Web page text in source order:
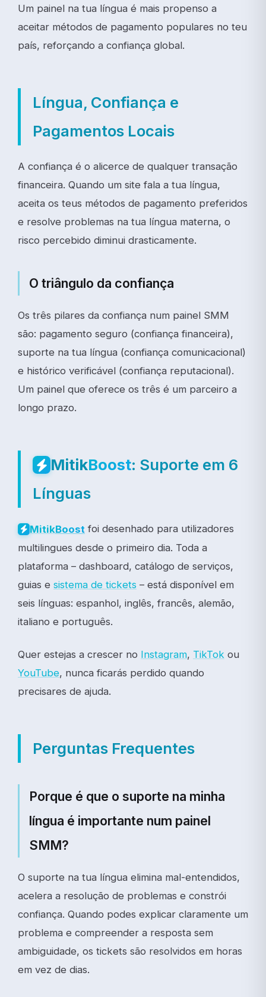
Um painel na tua língua é mais propenso a
aceitar métodos de pagamento populares no teu
país, reforçando a confiança global.
Língua, Confiança e
Pagamentos Locais
A confiança é o alicerce de qualquer transação
financeira. Quando um site fala a tua língua,
aceita os teus métodos de pagamento preferidos
e resolve problemas na tua língua materna, o
risco percebido diminui drasticamente.
O triângulo da confiança
Os três pilares da confiança num painel SMM
são: pagamento seguro (confiança financeira),
suporte na tua língua (confiança comunicacional)
e histórico verificável (confiança reputacional).
Um painel que oferece os três é um parceiro a
longo prazo.
MitikBoost: Suporte em 6
Línguas
MitikBoost foi desenhado para utilizadores
multilingues desde o primeiro dia. Toda a
plataforma – dashboard, catálogo de serviços,
guias e sistema de tickets – está disponível em
seis línguas: espanhol, inglês, francês, alemão,
italiano e português.
Quer estejas a crescer no Instagram, TikTok ou
YouTube, nunca ficarás perdido quando
precisares de ajuda.
Perguntas Frequentes
Porque é que o suporte na minha
língua é importante num painel
SMM?
O suporte na tua língua elimina mal-entendidos,
acelera a resolução de problemas e constrói
confiança. Quando podes explicar claramente um
problema e compreender a resposta sem
ambiguidade, os tickets são resolvidos em horas
em vez de dias.